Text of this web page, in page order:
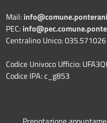
Mail:
PEC:
Centralino Unico: 035.571026
Codice Univoco Ufficio:
Codice IPA: c_g853